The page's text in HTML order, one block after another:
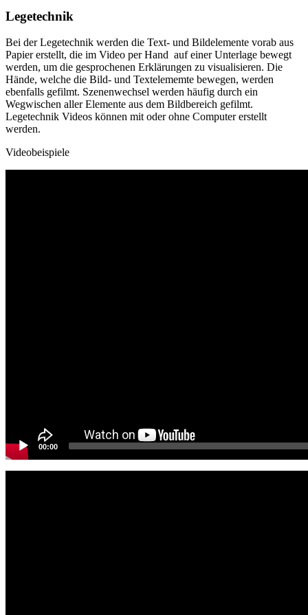
Legetechnik
Bei der Legetechnik werden die Text- und Bildelemente vorab aus
Papier erstellt, die im Video per Hand auf einer Unterlage bewegt
werden, um die gesprochenen Erklärungen zu visualisieren. Die
Hände, welche die Bild- und Textelememte bewegen, werden
ebenfalls gefilmt. Szenenwechsel werden häufig durch ein
Wegwischen aller Elemente aus dem Bildbereich gefilmt.
Legetechnik Videos können mit oder ohne Computer erstellt
werden.
Videobeispiele
00:00